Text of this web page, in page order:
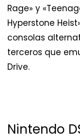
Rage» y
Hyperstone
consolas
terceros que
Drive.
Nintendo